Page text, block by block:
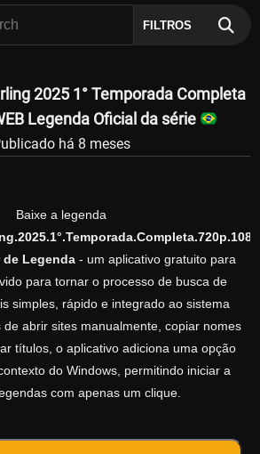
FILTROS
2025 1° Temporada Completa
Legenda Oficial da série
há 8 meses
Baixe a legenda
de Legenda - um aplicativo gratuito para
para tornar o processo de busca de
simples, rápido e integrado ao sistema
de abrir sites manualmente, copiar nomes
títulos, o aplicativo adiciona uma opção
do Windows, permitindo iniciar a
com apenas um clique.